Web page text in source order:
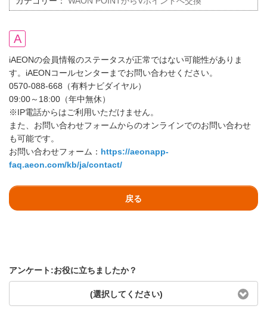
iAEONの会員情報のステータスが正常ではない可能性がありま
す。iAEONコールセンターまでお問い合わせください。
0570-088-668（有料ナビダイヤル）
09:00～18:00（年中無休）
※IP電話からはご利用いただけません。
また、お問い合わせフォームからのオンラインでのお問い合わせ
も可能です。
お問い合わせフォーム： https://aeonapp-
faq.aeon.com/kb/ja/contact/
戻る
アンケート:お役に立ちましたか？
(選択してください)